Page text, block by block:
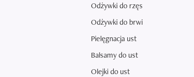
Odżywki do rzęs
Odżywki do brwi
Pielęgnacja ust
Balsamy do ust
Olejki do ust